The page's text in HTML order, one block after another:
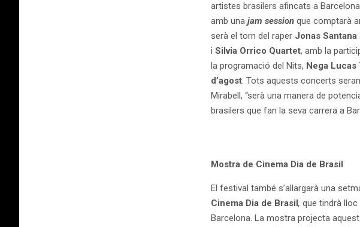
artistes brasilers afincats a
amb una jam session que comptarà
serà el torn del raper Jonas Santana
i Silvia Orrico Quartet, amb la
la programació del Nits, Nega Lucas
d’agost. Tots aquests concerts
Mirabell, “serà una manera de
brasilers que fan la seva carrera a
Mostra de Cinema Dia de Brasil
El festival també s’allargarà una
Cinema Dia de Brasil, que tindrà lloc
Barcelona. La mostra projecta